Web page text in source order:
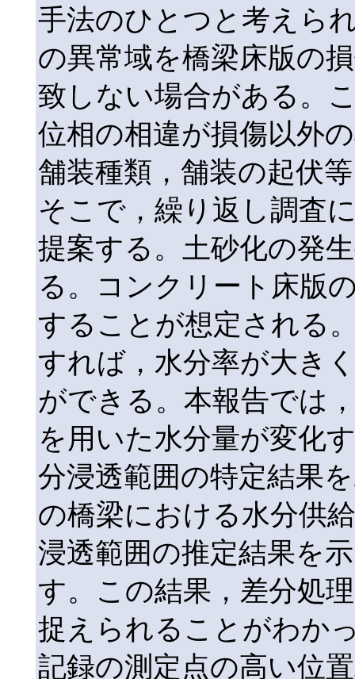
手法のひとつと考えら
の異常域を橋梁床版の
致しない場合がある。
位相の相違が損傷以外
舗装種類，舗装の起伏
そこで，繰り返し調査
提案する。土砂化の発
る。コンクリート床版
することが想定される
すれば，水分率が大き
ができる。本報告では
を用いた水分量が変化
分浸透範囲の特定結果
の橋梁における水分供
浸透範囲の推定結果を
す。この結果，差分処
捉えられることがわか
記録の測定点の高い位